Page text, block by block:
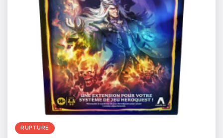
RUPTURE